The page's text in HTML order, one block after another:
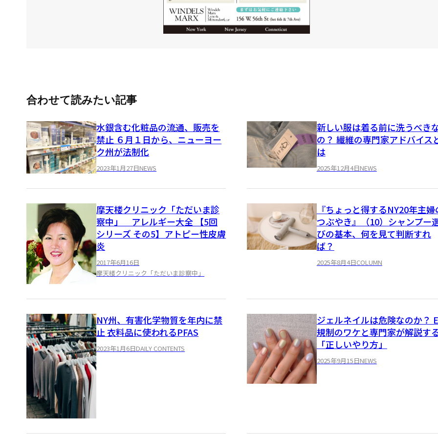
合わせて読みたい記事
水銀含む化粧品の流通、販売を
禁止 ６月１日から、ニューヨー
ク州が法制化
2023年1月27日NEWS
新しい服は着る前に洗うべき
の？ 繊維の専門家アドバイス
は
2025年12月4日NEWS
摩天楼クリニック「ただいま診
察中」 アレルギー大全 【5回
シリーズ その5】アトピー性皮膚
炎
2017年6月16日
摩天楼クリニック「ただいま診察中」
『ちょっと得するNY20年主婦
つぶやき』（10）シャンプー
びの基本、何を見て判断すれ
ば？
2025年8月4日COLUMN
NY州、有害化学物質を年内に禁
止 衣料品に使われるPFAS
2023年1月6日DAILY CONTENTS
ジェルネイルは危険なのか？
規制のワケと専門家が解説す
「正しいやり方」
2025年9月15日NEWS